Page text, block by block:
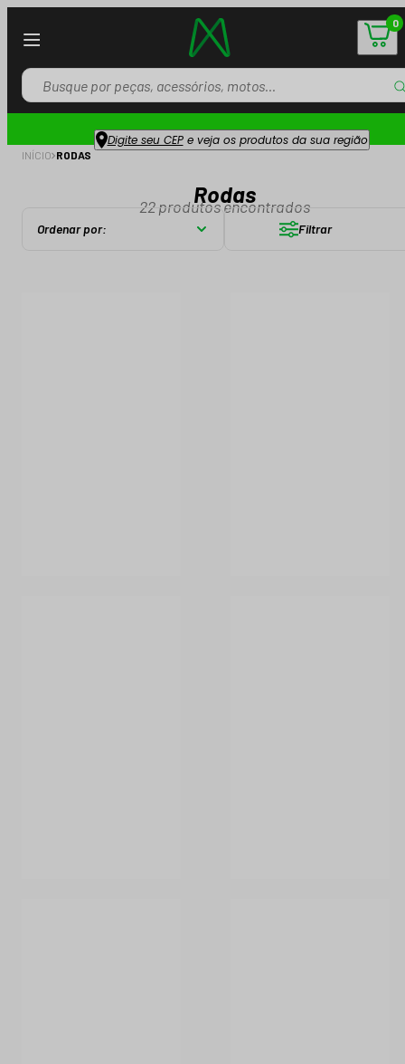
0
Digite seu CEPe veja os produtos da sua região
INÍCIO RODAS
Rodas
22produtos encontrados
Ordenar por: Filtrar